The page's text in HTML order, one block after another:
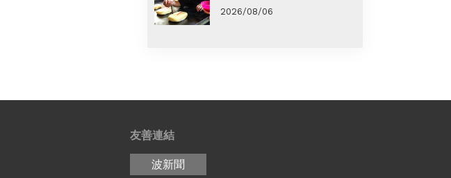
2026/08/06
友善連結
波新聞